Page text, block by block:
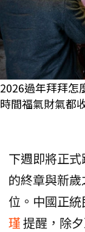
2026過年拜拜怎
時間福氣財氣都
下週即將正
的終章與新
位。中國正
瑾提醒，除